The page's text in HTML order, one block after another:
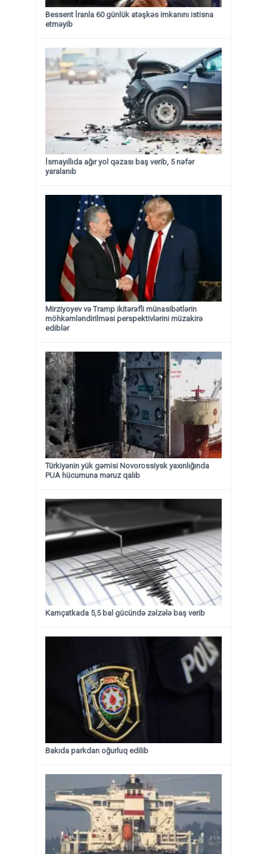
Bessent İranla 60 günlük atəşkəs imkanını istisna
etməyib
İsmayıllıda ağır yol qəzası baş verib, 5 nəfər
yaralanıb
Mirziyoyev və Tramp ikitərəfli münasibətlərin
möhkəmləndirilməsi perspektivlərini müzakirə
ediblər
Türkiyənin yük gəmisi Novorossiysk yaxınlığında
PUA hücumuna məruz qalıb
Kamçatkada 5,5 bal gücündə zəlzələ baş verib
Bakıda parkdan oğurluq edilib